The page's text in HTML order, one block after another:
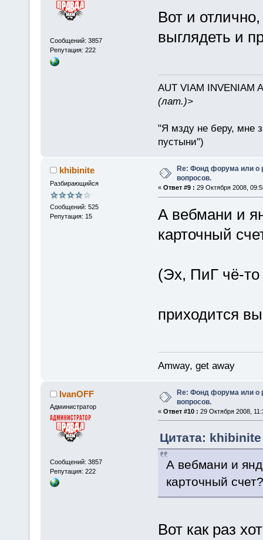
Сообщений: 3857
Репутация: 222
Вот и
выглядеть и
AUT VIAM INVENIAM
(лат.)>
"Я мзду не беру, мне
пустыни")
khibinite
Разбирающийся
Сообщений: 525
Репутация: 15
Re: Фонд форума или
вопросов.
« Ответ #9 : 29 Октября 2008,
А вебмани и
карточный
(Эх, ПиГ чё-то
приходится
Amway, get away
IvanOFF
Администратор
Сообщений: 3857
Репутация: 222
Re: Фонд форума или о
вопросов.
« Ответ #10 : 29 Октября 2008,
Цитата: khibinite
А вебмани и
карточный счет?
Вот как раз